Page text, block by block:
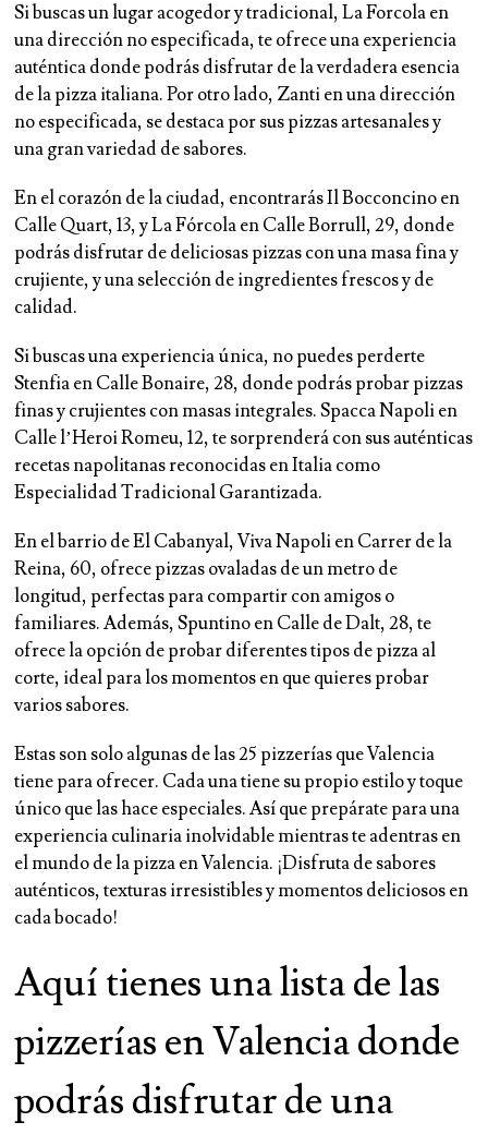
Si buscas un lugar acogedor y tradicional, La Forcola en
una dirección no especificada, te ofrece una experiencia
auténtica donde podrás disfrutar de la verdadera esencia
de la pizza italiana. Por otro lado, Zanti en una dirección
no especificada, se destaca por sus pizzas artesanales y
una gran variedad de sabores.
En el corazón de la ciudad, encontrarás Il Bocconcino en
Calle Quart, 13, y La Fórcola en Calle Borrull, 29, donde
podrás disfrutar de deliciosas pizzas con una masa fina y
crujiente, y una selección de ingredientes frescos y de
calidad.
Si buscas una experiencia única, no puedes perderte
Stenfia en Calle Bonaire, 28, donde podrás probar pizzas
finas y crujientes con masas integrales. Spacca Napoli en
Calle l’Heroi Romeu, 12, te sorprenderá con sus auténticas
recetas napolitanas reconocidas en Italia como
Especialidad Tradicional Garantizada.
En el barrio de El Cabanyal, Viva Napoli en Carrer de la
Reina, 60, ofrece pizzas ovaladas de un metro de
longitud, perfectas para compartir con amigos o
familiares. Además, Spuntino en Calle de Dalt, 28, te
ofrece la opción de probar diferentes tipos de pizza al
corte, ideal para los momentos en que quieres probar
varios sabores.
Estas son solo algunas de las 25 pizzerías que Valencia
tiene para ofrecer. Cada una tiene su propio estilo y toque
único que las hace especiales. Así que prepárate para una
experiencia culinaria inolvidable mientras te adentras en
el mundo de la pizza en Valencia. ¡Disfruta de sabores
auténticos, texturas irresistibles y momentos deliciosos en
cada bocado!
Aquí tienes una lista de las
pizzerías en Valencia donde
podrás disfrutar de una